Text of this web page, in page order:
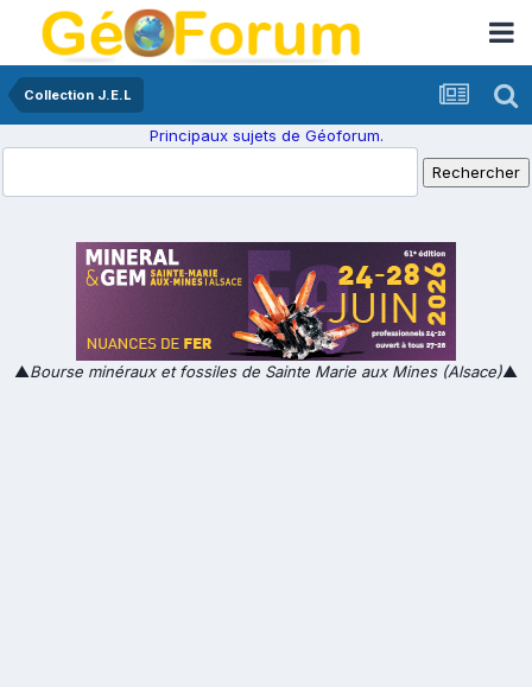
Collection J.E.L
Principaux sujets de Géoforum.
▲Bourse minéraux et fossiles de Sainte Marie aux Mines (Alsace)▲